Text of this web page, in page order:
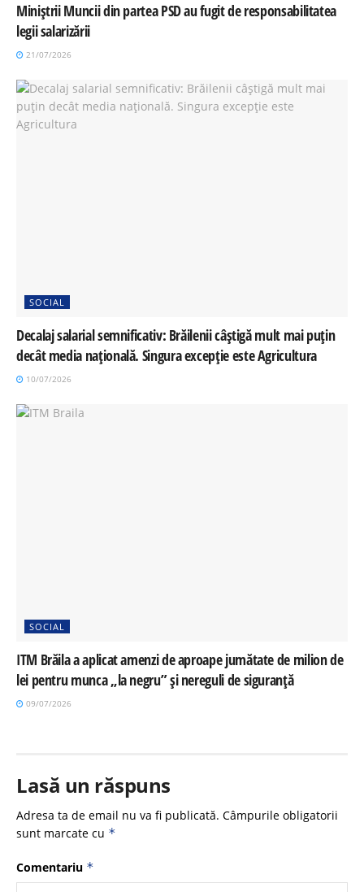
Miniștrii Muncii din partea PSD au fugit de responsabilitatea
legii salarizării
21/07/2026
SOCIAL
Decalaj salarial semnificativ: Brăilenii câștigă mult mai puțin
decât media națională. Singura excepție este Agricultura
10/07/2026
SOCIAL
ITM Brăila a aplicat amenzi de aproape jumătate de milion de
lei pentru munca „la negru” și nereguli de siguranță
09/07/2026
Lasă un răspuns
Adresa ta de email nu va fi publicată. Câmpurile obligatorii
sunt marcate cu *
Comentariu *